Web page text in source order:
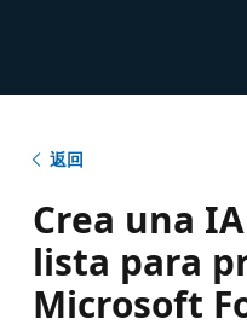
返回
Crea una
lista para
Microsoft